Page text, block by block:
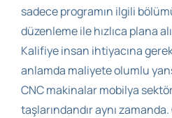
sadece programın ilgili
düzenleme ile hızlıca plana
Kalifiye insan ihtiyacına
anlamda maliyete olumlu
CNC makinalar mobilya
taşlarındandır aynı